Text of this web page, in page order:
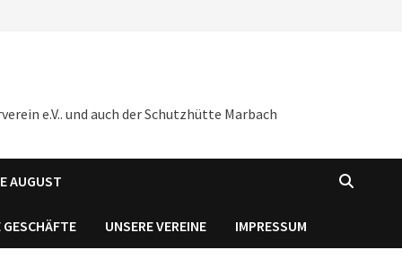
e.V.. und auch der Schutzhütte Marbach
AUGUST
GESCHÄFTE UNSERE VEREINE IMPRESSUM